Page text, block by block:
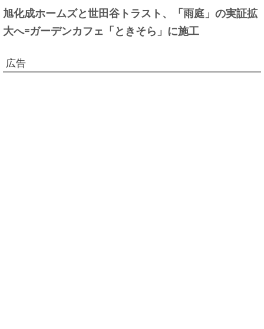
旭化成ホームズと世田谷トラスト、「雨庭」の実証拡
大へ=ガーデンカフェ「ときそら」に施工
広告